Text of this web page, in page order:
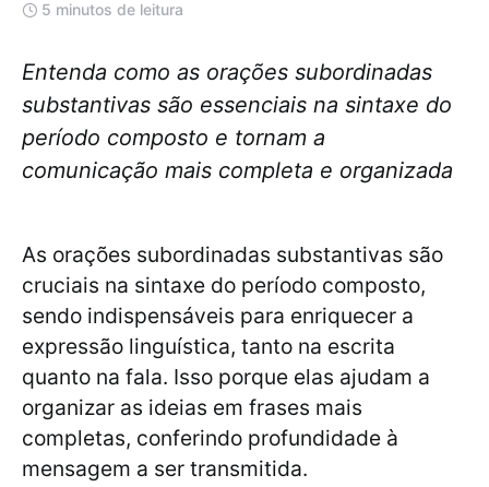
5 minutos de leitura
Entenda como as orações subordinadas
substantivas são essenciais na sintaxe do
período composto e tornam a
comunicação mais completa e organizada
As orações subordinadas substantivas são
cruciais na sintaxe do período composto,
sendo indispensáveis para enriquecer a
expressão linguística, tanto na escrita
quanto na fala. Isso porque elas ajudam a
organizar as ideias em frases mais
completas, conferindo profundidade à
mensagem a ser transmitida.